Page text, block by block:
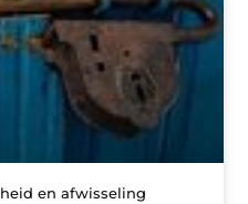
en afwisseling